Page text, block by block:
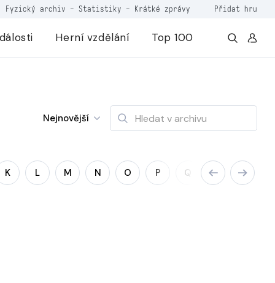
Fyzický archiv - Statistiky - Krátké zprávy Přidat hru
Herní vzdělání Top 100
Nejnovější
K L M N O P Q R S